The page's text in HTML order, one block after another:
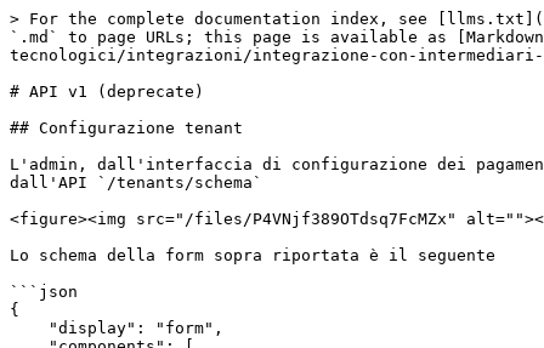
> For the complete documentation index, see [llms.txt](https://docs.opencityitalia.it/llms.txt). Markdown versions of documentation pages are available by appending `.md` to page URLs; this page is available as [Markdown](https://docs.opencityitalia.it/stanza-del-cittadino/sviluppatori-e-partner-tecnologici/integrazioni/integrazione-con-intermediari-di-pagamento-pagopa/configurazione-tenant-e-servizi/api-v1.md).

# API v1 (deprecate)

## Configurazione tenant

L'admin, dall'interfaccia di configurazione dei pagamenti della Stanza del Cittadino compila la configurazione mediante una form, il cui json schema è servito dall'API `/tenants/schema`

<figure><img src="/files/P4VNjf389OTdsq7FcMZx" alt=""><figcaption></figcaption></figure>

Lo schema della form sopra riportata è il seguente

```json
{
    "display": "form",
    "components": [
        {
            "label": "UUID del Tenant",
            "placeholder": "XXXXXXXX-XXXX-XXXX-XXXX-XXXXXXXXXXXX",
            "spellcheck": false,
            "attributes": {
                "readonly": "readonly"
            },
            "hidden": true,
            "tableView": false,
            "validate": {
                "required": true
            },
            "key": "id",
            "type": "textfield",
            "input": true
        },
        {
            "label": "Nome dell'ente",
            "placeholder": "Comune di Bugliano",
            "tableView": true,
            "validate": {
                "required": true
            },
            "key": "name",
            "type": "textfield",
            "input": true
        },
        {
            "label": "Codice IPA dell'ente",
            "placeholder": "A000",
            "description": "Codice (tutto maiuscolo) assegnato all'Ente nel registro <a href='http://www.indicepa.gov.it' target='__blank'>indice PA</a>",
            "spellcheck": false,
            "tableView": true,
            "validate": {
                "required": true
            },
            "key": "IPA_code",
            "type": "textfield",
            "input": true
        },
        {
            "label": "Password",
            "placeholder": "************",
            "description": "Password assegnata da MyPay all’Ente",
            "spellcheck": false,
            "tableView": false,
            "validate": {
                "required": true
            },
            "key": "password",
            "type": "textfield",
            "input": true
        },
        {
            "label": "Password carrello dovuti",
            "placeholder": "************",
            "description": "Password assegnata all’ente creditore. Tale password va richiesta all’amministratore dell’ente creditore.<br>ATTENZIONE: questo dato NON coincide con la password (principale) dell’ente.",
            "spellcheck": false,
            "tableView": true,
            "key": "cart_password",
            "type": "textfield",
            "input": true
        },
        {
            "label": "Codice applicazione",
            "spellcheck": false,
            "tableView": true,
            "key": "application_code",
            "type": "textfield",
            "input": true,
            "hidden": true,